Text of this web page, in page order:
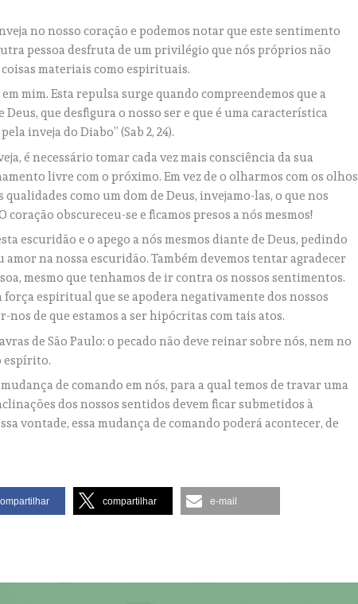
no nosso coração e podemos notar que este sentimento
pessoa desfruta de um privilégio que nós próprios não
materiais como espirituais.
mim. Esta repulsa surge quando compreendemos que a
que desfigura o nosso ser e que é uma característica
inveja do Diabo” (Sab 2, 24).
é necessário tomar cada vez mais consciência da sua
livre com o próximo. Em vez de o olharmos com os olhos
como um dom de Deus, invejamo-las, o que nos
obscureceu-se e ficamos presos a nós mesmos!
escuridão e o apego a nós mesmos diante de Deus, pedindo
na nossa escuridão. Também devemos tentar agradecer
mesmo que tenhamos de ir contra os nossos sentimentos.
força espiritual que se apodera negativamente dos nossos
de que estamos a ser hipócritas com tais atos.
de São Paulo: o pecado não deve reinar sobre nós, nem no
espírito.
de comando em nós, para a qual temos de travar uma
dos nossos sentidos devem ficar submetidos à
vontade, essa mudança de comando poderá acontecer, de
compartilhar e-mail